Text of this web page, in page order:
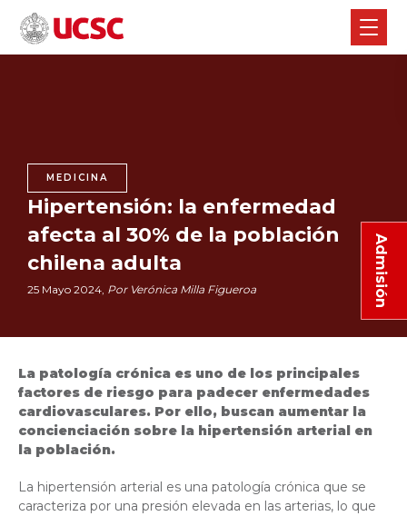
Admisión
MEDICINA
Hipertensión: la enfermedad
afecta al 30% de la población
chilena adulta
25 Mayo 2024, Por Verónica Milla Figueroa
La patología crónica es uno de los principales
factores de riesgo para padecer enfermedades
cardiovasculares. Por ello, buscan aumentar la
concienciación sobre la hipertensión arterial en
la población.
La hipertensión arterial es una patología crónica que se
caracteriza por una presión elevada en las arterias, lo que